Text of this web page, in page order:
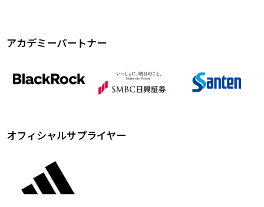
アカデミーパートナー
オフィシャルサプライヤー